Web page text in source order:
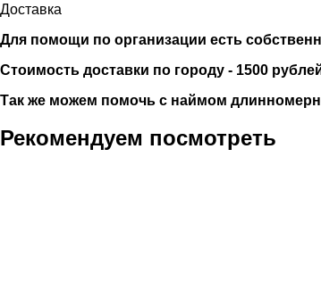
Доставка
Для помощи по организации есть
Стоимость доставки по городу - 1500
Так же можем помочь с наймом
Рекомендуем посмотреть